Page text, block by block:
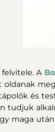
A
és
tudjuk
maga